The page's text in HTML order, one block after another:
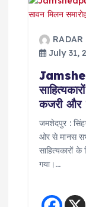
RADAR
July 31,
कजरी और
जमशेदपुर :
ओर से मानस
साहित्यकारों
गया।…